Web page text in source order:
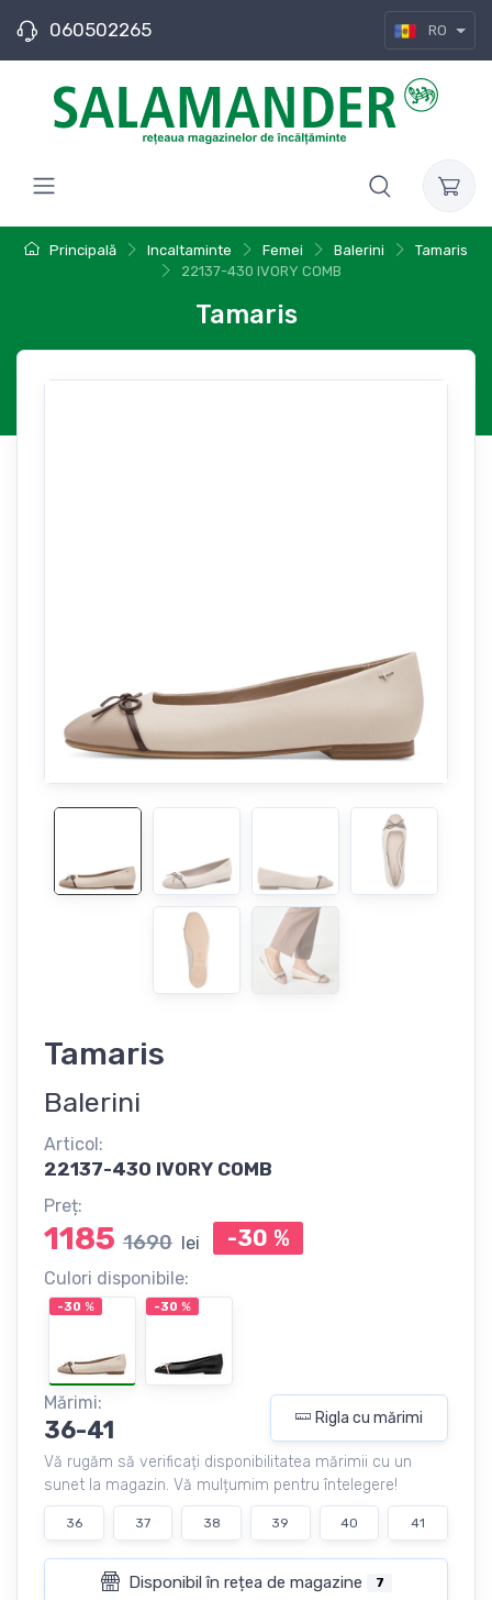
060502265 RO
Principală Incaltaminte Femei Balerini
Tamaris
22137-430 IVORY COMB
Tamaris
Tamaris
Balerini
Articol:
22137-430 IVORY COMB
Preț:
1185 1690 lei -30 %
Culori disponibile:
-30 % -30 %
Mărimi:
36-41 Rigla cu mărimi
Vă rugăm să verificați disponibilitatea mărimii cu un
sunet la magazin. Vă mulțumim pentru întelegere!
36 37 38 39 40 41
Disponibil în rețea de magazine 7